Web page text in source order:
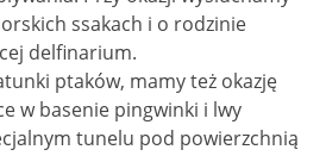
ssakach i o rodzinie
delfinarium.
ptaków, mamy też okazję
w basenie pingwinki i lwy
tunelu pod powierzchnią